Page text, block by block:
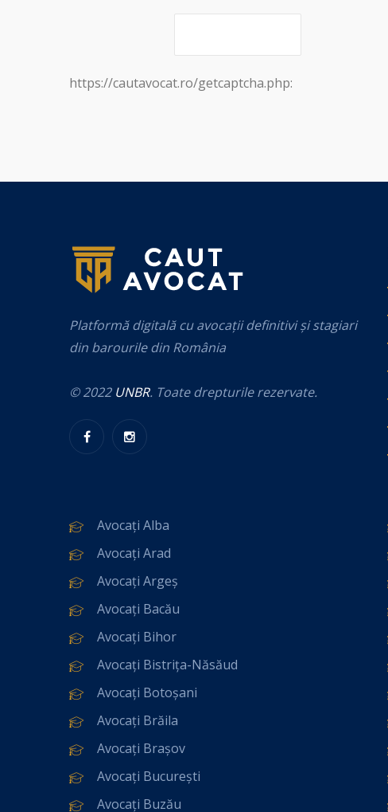
https://cautavocat.ro/getcaptcha.php:
Platformă digitală cu avocații definitivi și stagiari
din barourile din România
© 2022 UNBR. Toate drepturile rezervate.
Avocați Alba
Avocați Arad
Avocați Argeș
Avocați Bacău
Avocați Bihor
Avocați Bistrița-Năsăud
Avocați Botoșani
Avocați Brăila
Avocați Brașov
Avocați București
Avocați Buzău